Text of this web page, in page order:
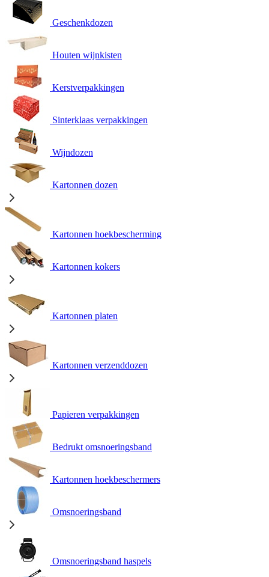
Geschenkdozen
Houten wijnkisten
Kerstverpakkingen
Sinterklaas verpakkingen
Wijndozen
Kartonnen dozen
Kartonnen hoekbescherming
Kartonnen kokers
Kartonnen platen
Kartonnen verzenddozen
Papieren verpakkingen
Bedrukt omsnoeringsband
Kartonnen hoekbeschermers
Omsnoeringsband
Omsnoeringsband haspels